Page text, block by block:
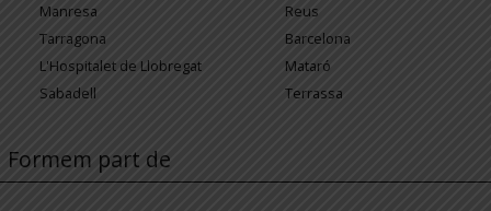
Manresa
Reus
Tarragona
Barcelona
L'Hospitalet de Llobregat
Mataró
Sabadell
Terrassa
Formem part de